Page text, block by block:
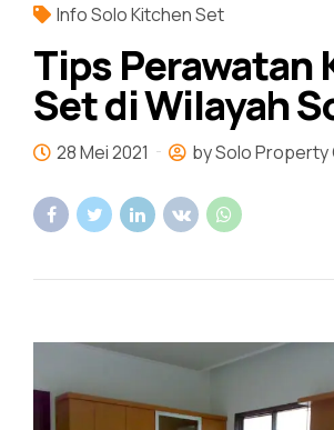
Info Solo Kitchen Set
Tips Perawatan
Set di Wilayah
28 Mei 2021 by Solo